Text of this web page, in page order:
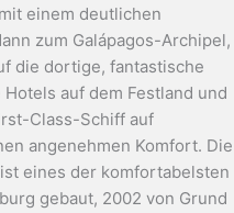
auf der Osterinsel
einem deutlichen
zum Galápagos-Archipel,
die dortige, fantastische
auf dem Festland und
Class-Schiff auf
angenehmen Komfort. Die
ist eines der komfortabelsten
gebaut, 2002 von Grund